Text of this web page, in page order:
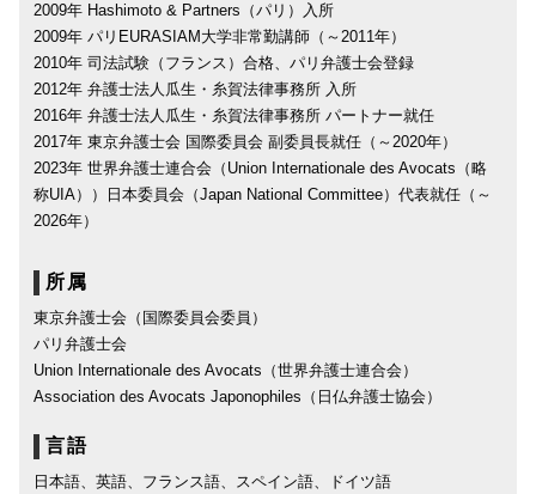
2009年 Hashimoto & Partners（パリ）入所
2009年 パリEURASIAM大学非常勤講師（～2011年）
2010年 司法試験（フランス）合格、パリ弁護士会登録
2012年 弁護士法人瓜生・糸賀法律事務所 入所
2016年 弁護士法人瓜生・糸賀法律事務所 パートナー就任
2017年 東京弁護士会 国際委員会 副委員長就任（～2020年）
2023年 世界弁護士連合会（Union Internationale des Avocats（略
称UIA））日本委員会（Japan National Committee）代表就任（～
2026年）
所属
東京弁護士会（国際委員会委員）
パリ弁護士会
Union Internationale des Avocats（世界弁護士連合会）
Association des Avocats Japonophiles（日仏弁護士協会）
言語
日本語、英語、フランス語、スペイン語、ドイツ語